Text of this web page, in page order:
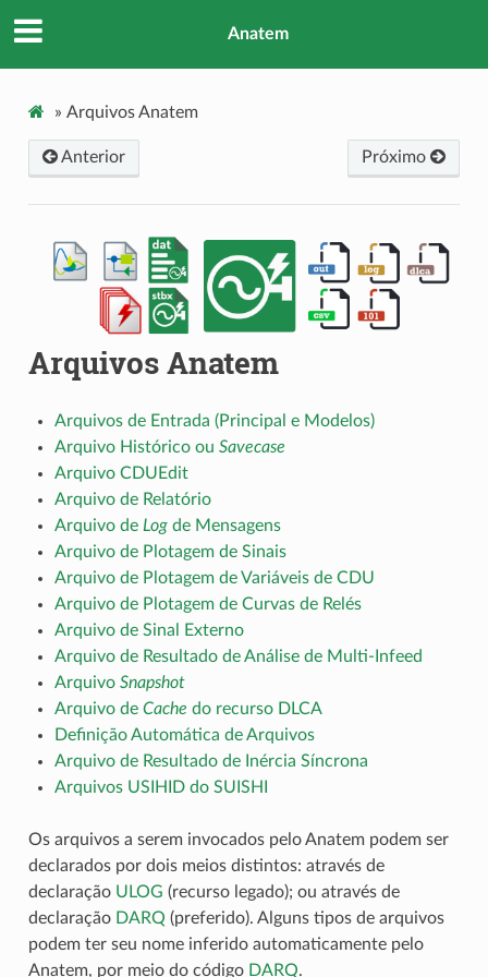
Anatem
» Arquivos Anatem
Próximo
Anterior
Arquivos Anatem
Arquivos de Entrada (Principal e Modelos)
Arquivo Histórico ou Savecase
Arquivo CDUEdit
Arquivo de Relatório
Arquivo de Logde Mensagens
Arquivo de Plotagem de Sinais
Arquivo de Plotagem de Variáveis de CDU
Arquivo de Plotagem de Curvas de Relés
Arquivo de Sinal Externo
Arquivo de Resultado de Análise de Multi-Infeed
Arquivo Snapshot
Arquivo de Cache do recurso DLCA
Definição Automática de Arquivos
Arquivo de Resultado de Inércia Síncrona
Arquivos USIHID do SUISHI
Os arquivos a serem invocados pelo Anatem podem ser
declarados por dois meios distintos: através de
declaração ULOG (recurso legado); ou através de
declaração DARQ (preferido). Alguns tipos de arquivos
podem ter seu nome inferido automaticamente pelo
Anatem, por meio do código DARQ.